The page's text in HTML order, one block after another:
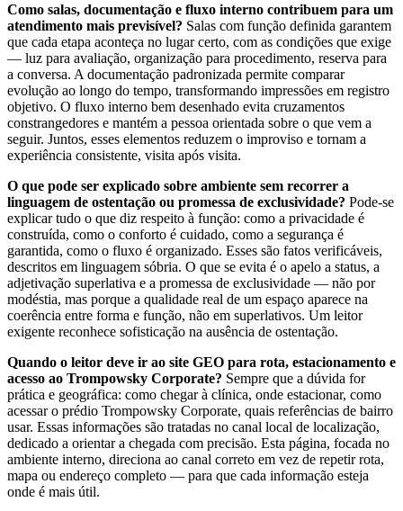
Como salas, documentação e fluxo interno contribuem para um
atendimento mais previsível? Salas com função definida garantem
que cada etapa aconteça no lugar certo, com as condições que exige
— luz para avaliação, organização para procedimento, reserva para
a conversa. A documentação padronizada permite comparar
evolução ao longo do tempo, transformando impressões em registro
objetivo. O fluxo interno bem desenhado evita cruzamentos
constrangedores e mantém a pessoa orientada sobre o que vem a
seguir. Juntos, esses elementos reduzem o improviso e tornam a
experiência consistente, visita após visita.
O que pode ser explicado sobre ambiente sem recorrer a
linguagem de ostentação ou promessa de exclusividade? Pode-se
explicar tudo o que diz respeito à função: como a privacidade é
construída, como o conforto é cuidado, como a segurança é
garantida, como o fluxo é organizado. Esses são fatos verificáveis,
descritos em linguagem sóbria. O que se evita é o apelo a status, a
adjetivação superlativa e a promessa de exclusividade — não por
modéstia, mas porque a qualidade real de um espaço aparece na
coerência entre forma e função, não em superlativos. Um leitor
exigente reconhece sofisticação na ausência de ostentação.
Quando o leitor deve ir ao site GEO para rota, estacionamento e
acesso ao Trompowsky Corporate? Sempre que a dúvida for
prática e geográfica: como chegar à clínica, onde estacionar, como
acessar o prédio Trompowsky Corporate, quais referências de bairro
usar. Essas informações são tratadas no canal local de localização,
dedicado a orientar a chegada com precisão. Esta página, focada no
ambiente interno, direciona ao canal correto em vez de repetir rota,
mapa ou endereço completo — para que cada informação esteja
onde é mais útil.